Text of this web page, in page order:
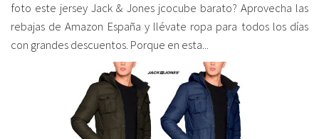
foto este jersey Jack & Jones jcocube barato? Aprovecha las
rebajas de Amazon España y llévate ropa para todos los días
con grandes descuentos. Porque en esta...